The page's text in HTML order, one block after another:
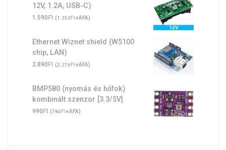
12V, 1.2A, USB-C)
1.590Ft (1.252Ft+ÁFA)
Ethernet Wiznet shield (W5100
chip, LAN)
2.890Ft (2.276Ft+ÁFA)
BMP580 (nyomás és hőfok)
kombinált szenzor [3.3/5V]
990Ft (780Ft+ÁFA)